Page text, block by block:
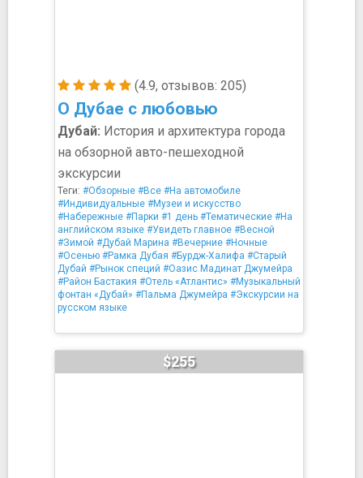
(4.9, отзывов: 205)
О Дубае с любовью
Дубай: История и архитектура города
на обзорной авто-пешеходной
экскурсии
Теги: #Обзорные #Все #На автомобиле
#Индивидуальные #Музеи и искусство
#Набережные #Парки #1 день #Тематические #На
английском языке #Увидеть главное #Весной
#Зимой #Дубай Марина #Вечерние #Ночные
#Осенью #Рамка Дубая #Бурдж-Халифа #Старый
Дубай #Рынок специй #Оазис Мадинат Джумейра
#Район Бастакия #Отель «Атлантис» #Музыкальный
фонтан «Дубай» #Пальма Джумейра #Экскурсии на
русском языке
$255